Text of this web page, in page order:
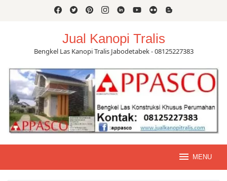
Jual Kanopi Tralis
Bengkel Las Kanopi Tralis Jabodetabek - 08125227383
MENU